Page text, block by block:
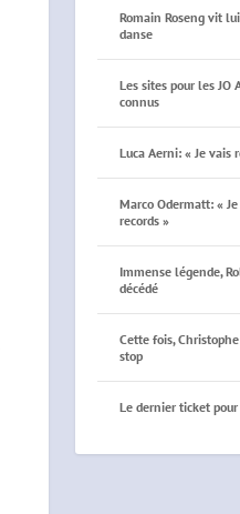
Romain Roseng vit
danse
Les sites pour les JO
connus
Luca Aerni: « Je vais
Marco Odermatt: «
records »
Immense légende,
décédé
Cette fois,
stop
Le dernier ticket pour